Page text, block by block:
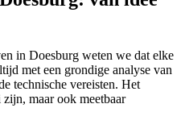
in Doesburg weten we dat elke
met een grondige analyse van
technische vereisten. Het
maar ook meetbaar